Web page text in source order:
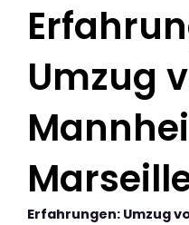
Umzug
Erfahrungen: Umzug